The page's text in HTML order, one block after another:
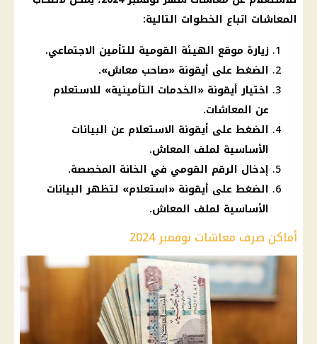
المعاشات اتباع الخطوات التالية:
زيارة موقع الهيئة القومية للتأمين الاجتماعي.
الضغط على أيقونة «صاحب معاش».
اختيار أيقونة «الخدمات التأمينية» للاستعلام
عن المعاشات.
الضغط على أيقونة الاستعلام عن البيانات
الأساسية لملف المعاش.
إدخال الرقم القومي في الخانة المخصصة.
الضغط على أيقونة «استعلام» لتظهر البيانات
الأساسية لملف المعاش.
أماكن صرف معاشات نوفمبر 2024